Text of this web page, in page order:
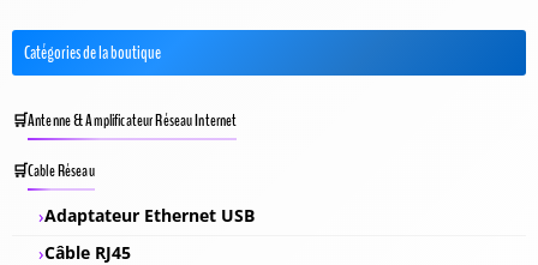
Catégories de la boutique
Antenne & Amplificateur Réseau Internet
Cable Réseau
Adaptateur Ethernet USB
Câble RJ45